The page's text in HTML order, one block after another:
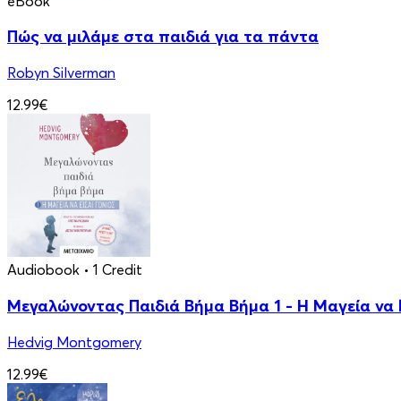
Πώς να μιλάμε στα παιδιά για τα πάντα
Robyn Silverman
12.99€
Audiobook • 1 Credit
Μεγαλώνοντας Παιδιά Βήμα Βήμα 1 - Η Μαγεία να
Hedvig Montgomery
12.99€